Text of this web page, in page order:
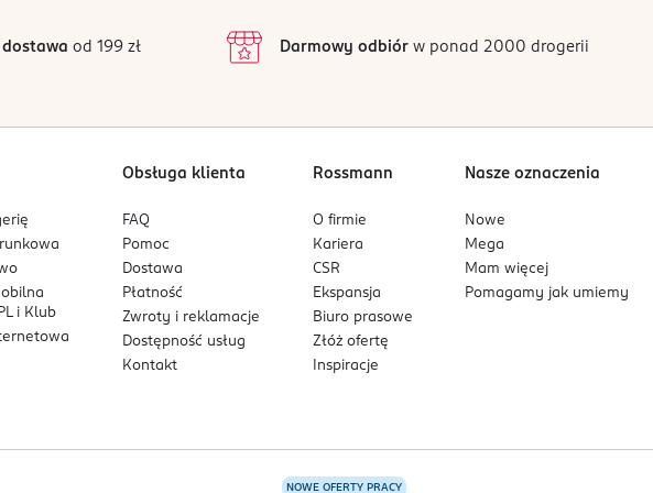
jest szybkoschnąca i zazwyczaj trwa to kilka minut.
topu Semilac Gel Like, aby zabezpieczyć kolor, nadać połysk i efekt
Stosować w dobrze wentylowanym pomieszczeniu. Chronić przed dziećmi.
2
1
0%
dostawa od 199 zł Darmowy odbiórw ponad 2000 drogerii
i Klub
Obsługa klienta
FAQ
Pomoc
Dostawa
Płatność
Zwroty i reklamacje
Dostępność usług
Kontakt
Rossmann
O firmie
Kariera
CSR
Ekspansja
Biuro prasowe
Złóż ofertę
Inspiracje
Nasze oznaczenia
Nowe
Mega
Mam więcej
Pomagamy jak umiemy
NOWE OFERTY PRACY